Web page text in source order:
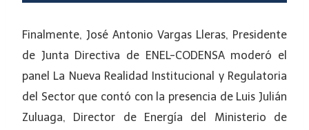
Finalmente, José Antonio Vargas Lleras, Presidente
de Junta Directiva de ENEL-CODENSA moderó el
panel La Nueva Realidad Institucional y Regulatoria
del Sector que contó con la presencia de Luis Julián
Zuluaga, Director de Energía del Ministerio de